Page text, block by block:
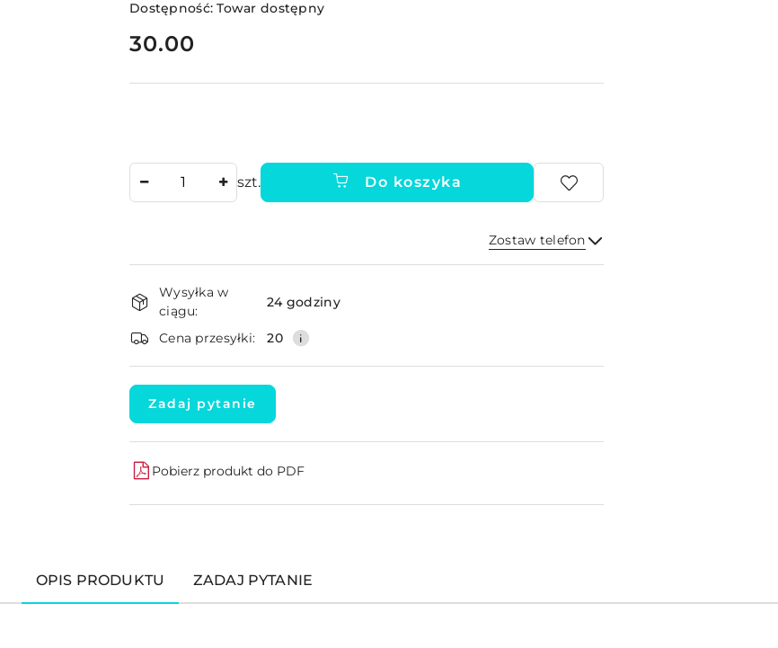
Dostępność:Towar dostępny
cena:
30.00
szt. Do koszyka
Zostaw telefon
Wyślij
Dostępność
i
dostawa
Wysyłka w
ciągu:
24 godziny
Cena przesyłki: 20
Zadaj pytanie
Pobierz produkt do PDF
OPIS PRODUKTU ZADAJ PYTANIE